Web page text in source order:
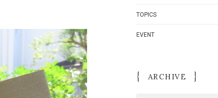
TOPICS
EVENT
ARCHIVE